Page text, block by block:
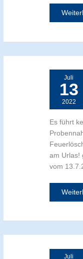
Juli
13
2022
Es führt
am Urlas!
vom
dem
Urlas
Juli
den
Auftrag